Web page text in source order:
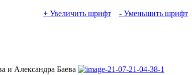
+ Увеличить шрифт - Уменьшить шрифт
и Александра Баева